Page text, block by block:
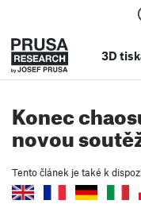
3D
Konec
novou
Tento článek je také k